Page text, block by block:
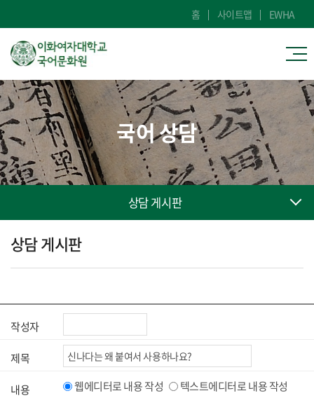
홈 사이트맵 EWHA
국어 상담
상담 게시판
상담 게시판
작성자
제목
내용 웹에디터로 내용 작성 텍스트에디터로 내용 작성